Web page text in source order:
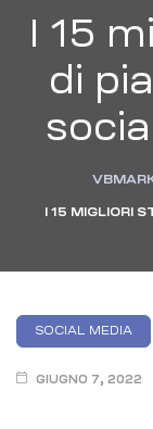
I 15
di
I 15 MIGLIORI
Categories
SOCIAL MEDIA
GIUGNO 7, 2022